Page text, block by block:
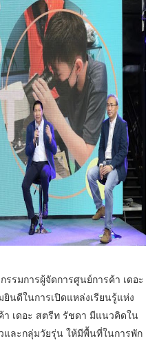
รมการผู้จัดการศูนย์การค้า เดอะ
นดีในการเปิดแหล่งเรียนรู้แห่ง
า เดอะ สตรีท รัชดา มีแนวคิดใน
ละกลุ่มวัยรุ่น ให้มีพื้นที่ในการพัก